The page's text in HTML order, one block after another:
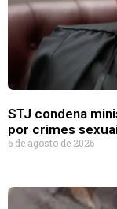
STJ condena
por crimes
6 de agosto de 2026